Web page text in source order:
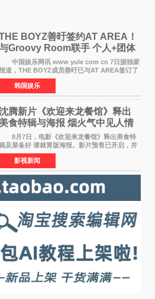
BOYZ善旴签约AT AREA！
Groovy Room联手 个人+团体
活动并行
中国娱乐网讯 www yule com cn 7日据独家
道，THE BOYZ成员善旴已与AT AREA签订了
属合约。AT AREA是由知名制作人组合
Groovy Room创立的hip-hop厂牌，旗下拥有多
实力派音乐人，在韩
韩国娱乐
腾新片《欢迎来龙餐馆》释出
美食特辑与海报 烟火气中见人情
温暖
8月7日，电影《欢迎来龙餐馆》释出美食特
及菜备好 请就胃版海报。影片预售已开启，并
于8月8日至10日14:00-21:00举行全国超前点
映。电影《欢迎来龙餐馆》作为战争美食喜剧大
，讲述了中国
影视新闻